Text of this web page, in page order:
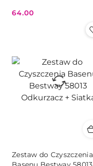
Cena:
64.00
Zestaw do Czyszczenia